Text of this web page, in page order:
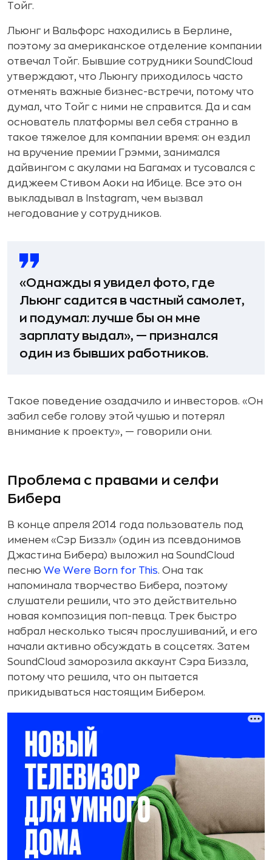
Тойг.
Льюнг и Вальфорс находились в Берлине,
поэтому за американское отделение компании
отвечал Тойг. Бывшие сотрудники SoundCloud
утверждают, что Льюнгу приходилось часто
отменять важные бизнес-встречи, потому что
думал, что Тойг с ними не справится. Да и сам
основатель платформы вел себя странно в
такое тяжелое для компании время: он ездил
на вручение премии Грэмми, занимался
дайвингом с акулами на Багамах и тусовался с
диджеем Стивом Аоки на Ибице. Все это он
выкладывал в Instagram, чем вызвал
негодование у сотрудников.
«Однажды я увидел фото, где
Льюнг садится в частный самолет,
и подумал: лучше бы он мне
зарплату выдал», — признался
один из бывших работников.
Такое поведение озадачило и инвесторов. «Он
забил себе голову этой чушью и потерял
внимание к проекту», — говорили они.
Проблема с правами и селфи
Бибера
В конце апреля 2014 года пользователь под
именем «Сэр Биззл» (один из псевдонимов
Джастина Бибера) выложил на SoundCloud
песню We Were Born for This. Она так
напоминала творчество Бибера, поэтому
слушатели решили, что это действительно
новая композиция поп-певца. Трек быстро
набрал несколько тысяч прослушиваний, и его
начали активно обсуждать в соцсетях. Затем
SoundCloud заморозила аккаунт Сэра Биззла,
потому что решила, что он пытается
прикидываться настоящим Бибером.